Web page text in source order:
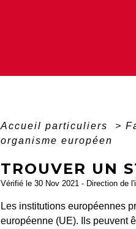
Accueil particuliers >
organisme européen
TROUVER UN
Vérifié le 30 Nov 2021 - Direction de
Les institutions européennes
européenne (UE). Ils peuvent